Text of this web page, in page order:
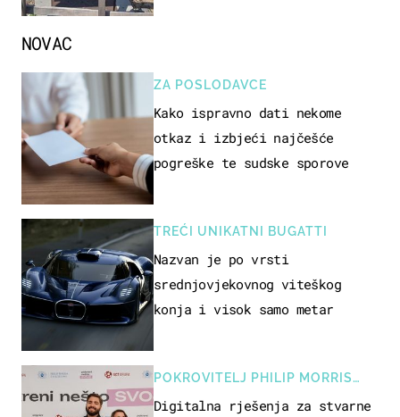
NOVAC
ZA POSLODAVCE
Kako ispravno dati nekome
otkaz i izbjeći najčešće
pogreške te sudske sporove
TREĆI UNIKATNI BUGATTI
Nazvan je po vrsti
srednjovjekovnog viteškog
konja i visok samo metar
POKROVITELJ PHILIP MORRIS
ZAGREB
Digitalna rješenja za stvarne